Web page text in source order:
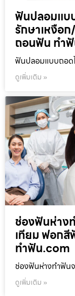
ฟันปลอมแบ
รักษาเหงือ
ถอนฟัน ทำ
ฟันปลอมแบบถอด
ดูเพิ่มเติม »
ช่องฟันห่าง
เทียม ฟอก
ทำฟัน.com
ช่องฟันห่างทำฟัน
ดูเพิ่มเติม »